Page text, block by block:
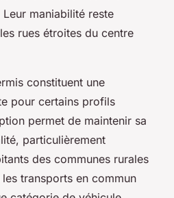
maniabilité reste
rues étroites du centre
constituent une
pour certains profils
permet de maintenir sa
particulièrement
des communes rurales
transports en commun